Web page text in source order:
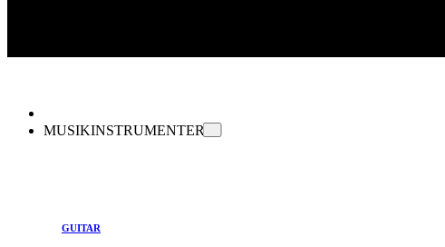
MUSIKINSTRUMENTER
GUITAR